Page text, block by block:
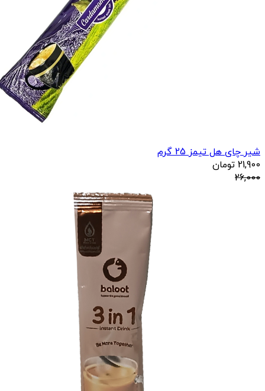
شیر چای هل تیمز 25 گرم
21,900 تومان
26,000